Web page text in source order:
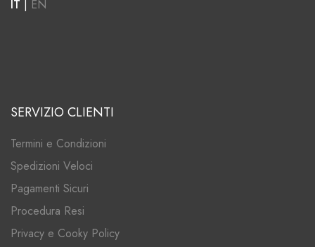
IT | EN
SERVIZIO CLIENTI
Termini e Condizioni
Spedizioni Veloci
Pagamenti Sicuri
Procedura Resi
Privacy e Cooky Policy